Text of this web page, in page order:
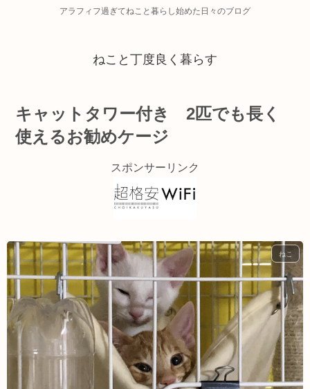
アラフィフ過ぎてねこと暮らし始めた日々のブログ
ねこと丁度良く暮らす
キャットタワー付き 2匹でも長く
使えるお勧めケージ
スポンサーリンク
ねこ